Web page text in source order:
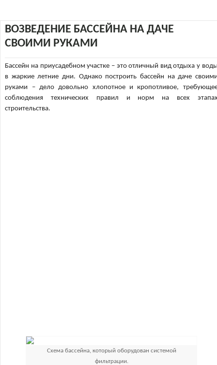
ВОЗВЕДЕНИЕ БАССЕЙНА НА ДАЧЕ
СВОИМИ РУКАМИ
Бассейн на приусадебном участке – это отличный вид отдыха у
в жаркие летние дни. Однако построить бассейн на даче
руками – дело довольно хлопотное и кропотливое,
соблюдения технических правил и норм на всех
строительства.
Схема бассейна, который оборудован системой
фильтрации.